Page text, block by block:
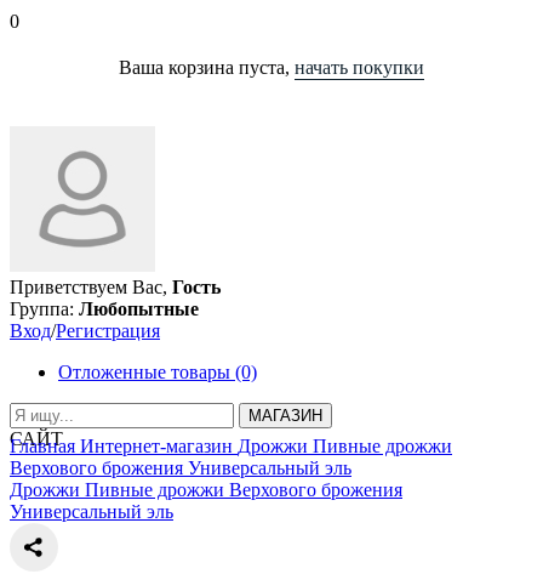
0
Ваша корзина пуста, начать покупки
Приветствуем Вас, Гость
Группа: Любопытные
Вход/Регистрация
Отложенные товары (0)
МАГАЗИН
САЙТ
Главная Интернет-магазин Дрожжи Пивные дрожжи
Верхового брожения Универсальный эль
Дрожжи Пивные дрожжи Верхового брожения
Универсальный эль